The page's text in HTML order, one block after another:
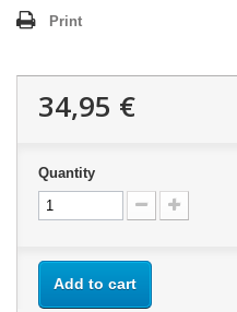
Print
34,95 €
Quantity
Add to cart